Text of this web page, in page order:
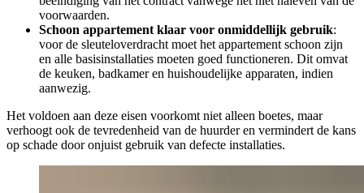
voorwaarden.
Schoon appartement klaar voor onmiddellijk gebruik:
voor de sleuteloverdracht moet het appartement schoon zijn
en alle basisinstallaties moeten goed functioneren. Dit omvat
de keuken, badkamer en huishoudelijke apparaten, indien
aanwezig.
Het voldoen aan deze eisen voorkomt niet alleen boetes, maar
verhoogt ook de tevredenheid van de huurder en vermindert de kans
op schade door onjuist gebruik van defecte installaties.